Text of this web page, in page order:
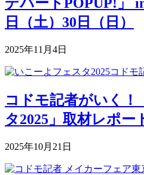
日（土）30日（日）
2025年11月4日
コドモ記者がいく！
タ2025」取材レポー
2025年10月21日